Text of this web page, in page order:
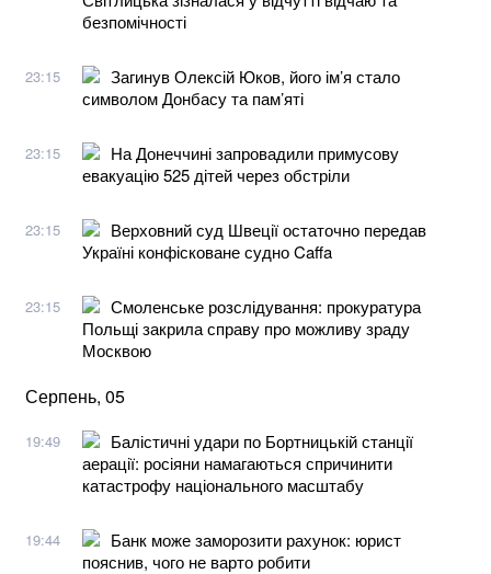
безпомічності
23:15
Загинув Олексій Юков, його ім’я стало
символом Донбасу та пам’яті
23:15
На Донеччині запровадили примусову
евакуацію 525 дітей через обстріли
23:15
Верховний суд Швеції остаточно передав
Україні конфісковане судно Caffa
23:15
Смоленське розслідування: прокуратура
Польщі закрила справу про можливу зраду
Москвою
Серпень, 05
19:49
Балістичні удари по Бортницькій станції
аерації: росіяни намагаються спричинити
катастрофу національного масштабу
19:44
Банк може заморозити рахунок: юрист
пояснив, чого не варто робити